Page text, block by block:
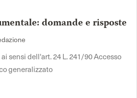
domande e risposte
sensi dell'art. 24 L. 241/90 Accesso
generalizzato